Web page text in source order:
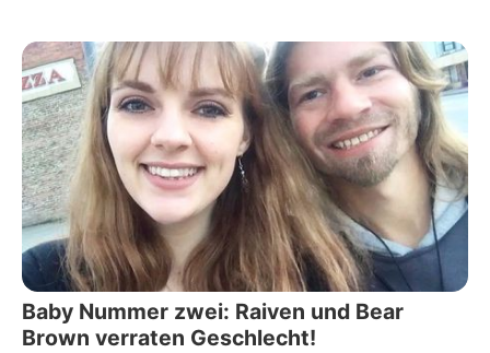
Baby Nummer zwei: Raiven und Bear
Brown verraten Geschlecht!